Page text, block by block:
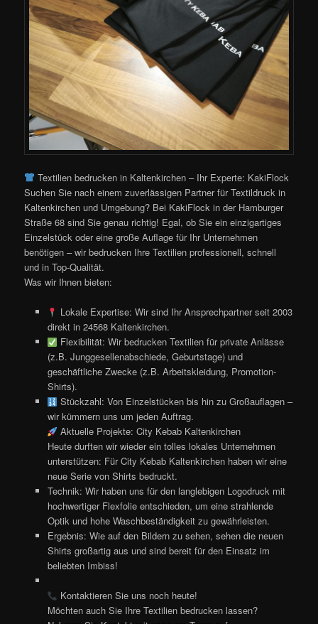
Textilien bedrucken in Kaltenkirchen – Ihr Experte: KakiFlock
Suchen Sie nach einem zuverlässigen Partner für Textildruck in
Kaltenkirchen und Umgebung? Bei KakiFlock in der Hamburger
Straße 68 sind Sie genau richtig! Egal, ob Sie ein einzigartiges
Einzelstück oder eine große Auflage für Ihr Unternehmen
benötigen – wir bedrucken Ihre Textilien professionell, schnell
und in Top-Qualität.
Was wir Ihnen bieten:
Lokale Expertise: Wir sind Ihr Ansprechpartner seit 2003
direkt in 24568 Kaltenkirchen.
Flexibilität: Wir bedrucken Textilien für private Anlässe
(z.B. Junggesellenabschiede, Geburtstage) und
geschäftliche Zwecke (z.B. Arbeitskleidung, Promotion-
Shirts).
Stückzahl: Von Einzelstücken bis hin zu Großauflagen –
wir kümmern uns um jeden Auftrag.
Aktuelle Projekte: City Kebab Kaltenkirchen
Heute durften wir wieder ein tolles lokales Unternehmen
unterstützen: Für City Kebab Kaltenkirchen haben wir eine
neue Serie von Shirts bedruckt.
Technik: Wir haben uns für den langlebigen Logodruck mit
hochwertiger Flexfolie entschieden, um eine strahlende
Optik und hohe Waschbeständigkeit zu gewährleisten.
Ergebnis: Wie auf den Bildern zu sehen, sehen die neuen
Shirts großartig aus und sind bereit für den Einsatz im
beliebten Imbiss!
Kontaktieren Sie uns noch heute!
Möchten auch Sie Ihre Textilien bedrucken lassen?